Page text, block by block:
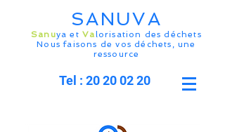
SANUVA
Sanuya etValorisation des déchets
Nous faisons de vos déchets, une
ressource
Tel : 20 20 02 20